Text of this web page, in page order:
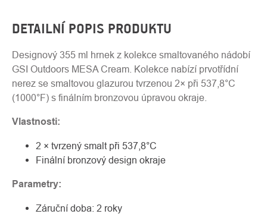
DETAILNÍ POPIS PRODUKTU
Designový 355 ml hrnek z kolekce smaltovaného nádobí
GSI Outdoors MESA Cream. Kolekce nabízí prvotřídní
nerez se smaltovou glazurou tvrzenou 2× při 537,8°C
(1000°F) s finálním bronzovou úpravou okraje.
Vlastnosti:
2 × tvrzený smalt při 537,8°C
Finální bronzový design okraje
Parametry:
Záruční doba: 2 roky